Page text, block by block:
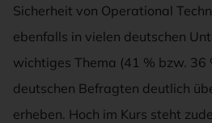
Sicherheit von Operational
ebenfalls in vielen deutschen
wichtiges Thema (41 % bzw. 36
deutschen Befragten deutlich
erheben. Hoch im Kurs steht